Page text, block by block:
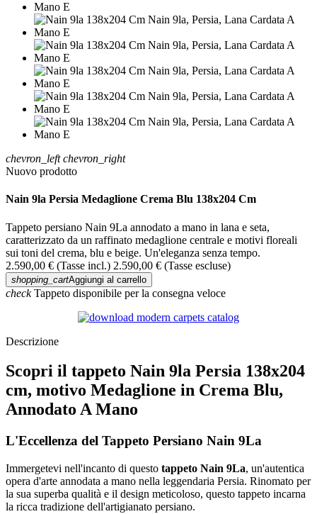
chevron_left chevron_right
Nuovo prodotto
Nain 9la Persia Medaglione Crema Blu 138x204 Cm
Tappeto persiano Nain 9La annodato a mano in lana e seta,
caratterizzato da un raffinato medaglione centrale e motivi floreali
sui toni del crema, blu e beige. Un'eleganza senza tempo.
2.590,00 € (Tasse incl.) 2.590,00 € (Tasse escluse)
shopping_cartAggiungi al carrello
checkTappeto disponibile per la consegna veloce
Descrizione
Scopri il tappeto Nain 9la Persia 138x204
cm, motivo Medaglione in Crema Blu,
Annodato A Mano
L'Eccellenza del Tappeto Persiano Nain 9La
Immergetevi nell'incanto di questo tappeto Nain 9La, un'autentica
opera d'arte annodata a mano nella leggendaria Persia. Rinomato per
la sua superba qualità e il design meticoloso, questo tappeto incarna
la ricca tradizione dell'artigianato persiano.